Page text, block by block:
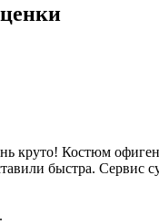
круто! Костюм
быстра. Сервис